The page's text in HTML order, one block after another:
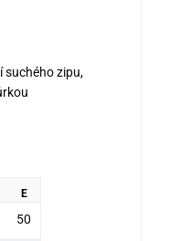
suchého zipu,
E
50